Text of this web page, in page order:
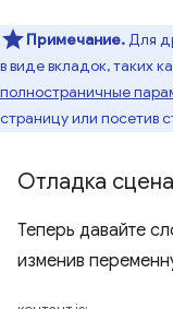
Примечание.Для
в виде вкладок, таких
полностраничные
страницу или посетив
Отладка
Теперь давайте
изменив